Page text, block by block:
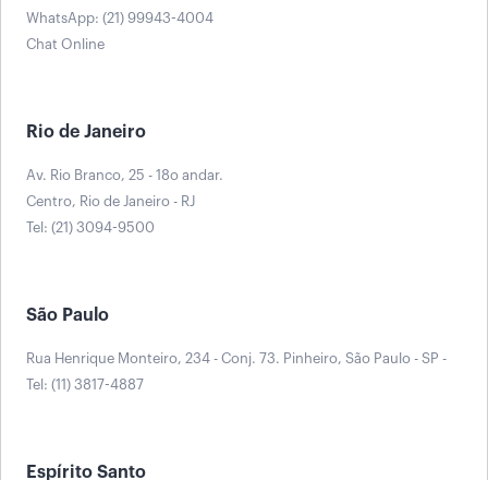
WhatsApp: (21) 99943-4004
Chat Online
Rio de Janeiro
Av. Rio Branco, 25 - 18o andar.
Centro, Rio de Janeiro - RJ
Tel: (21) 3094-9500
São Paulo
Rua Henrique Monteiro, 234 - Conj. 73. Pinheiro, São Paulo - SP -
Tel: (11) 3817-4887
Espírito Santo